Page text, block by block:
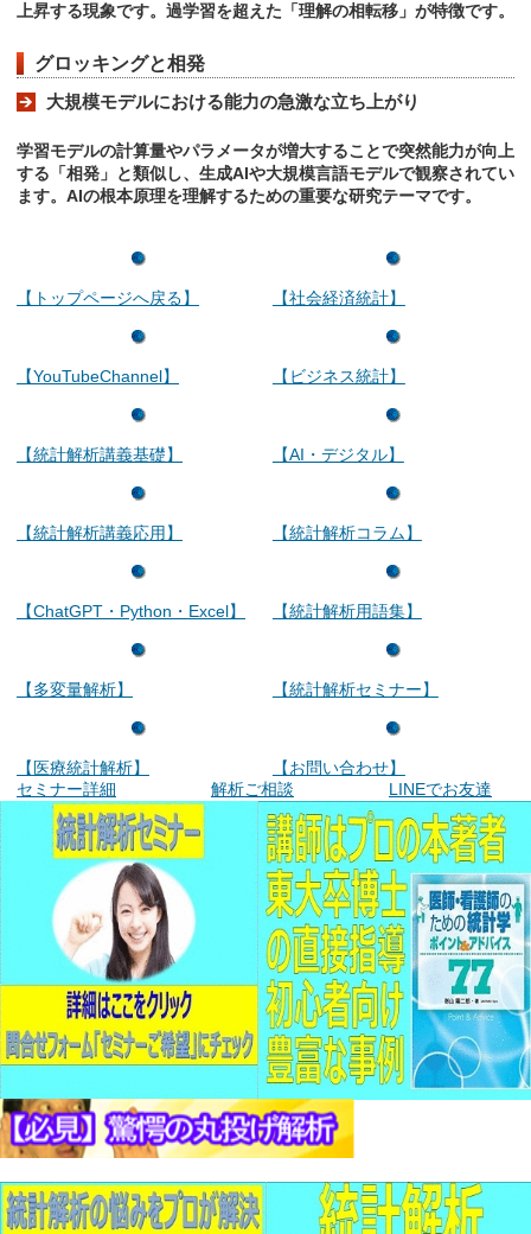
上昇する現象です。過学習を超えた「理解の相転移」が特徴です。
グロッキングと相発
大規模モデルにおける能力の急激な立ち上がり
学習モデルの計算量やパラメータが増大することで突然能力が向上
する「相発」と類似し、生成AIや大規模言語モデルで観察されてい
ます。AIの根本原理を理解するための重要な研究テーマです。
【トップページへ戻る】
【YouTubeChannel】
【統計解析講義基礎】
【統計解析講義応用】
【ChatGPT・Python・Excel】
【多変量解析】
【医療統計解析】
【社会経済統計】
【ビジネス統計】
【AI・デジタル】
【統計解析コラム】
【統計解析用語集】
【統計解析セミナー】
【お問い合わせ】
セミナー詳細
解析ご相談 LINEでお友達